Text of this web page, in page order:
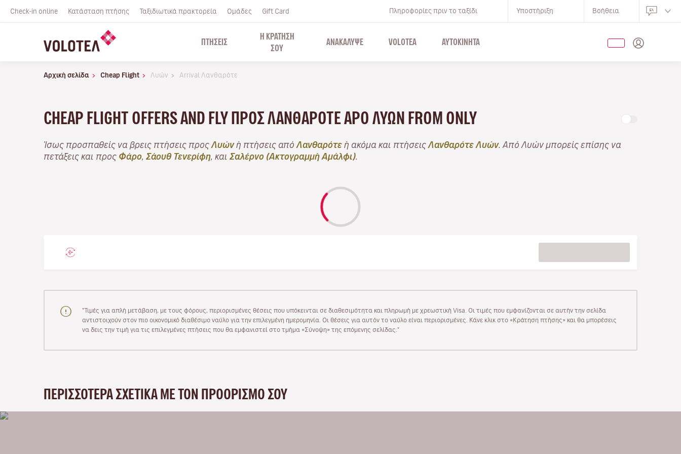
Check-in online Κατάσταση πτήσης Ταξιδιωτικά πρακτορεία Ομάδες Gift Card Πληροφορίες πριν το ταξίδι Υποστήριξη Βοήθεια
ΠΤΉΣΕΙΣ
Η ΚΡΑΤΗΣΗ
ΣΟΥ
ΑΝΑΚΑΛΥΨΕ VOLOTEA ΑΥΤΟΚΊΝΗΤΑ
Αρχική σελίδα Cheap Flight Λυών Arrival Λανθαρότε
CHEAP FLIGHT OFFERS AND FLY ΠΡΟΣ ΛΑΝΘΑΡΌΤΕ APO ΛΥΏΝ FROM ONLY
Ίσως προσπαθείς να βρεις πτήσεις προς Λυώνή πτήσεις από Λανθαρότε ή ακόμα και πτήσεις Λανθαρότε Λυών. Από Λυών μπορείς επίσης να
πετάξεις και προς Φάρο Σάουθ Τενερίφη , και Σαλέρνο (Ακτογραμμή Αμάλφι)
"Τιμές για απλή μετάβαση, με τους φόρους, περιορισμένες θέσεις που υπόκεινται σε διαθεσιμότητα και πληρωμή με χρεωστική Visa. Οι τιμές που εμφανίζονται σε αυτήν την σελίδα
αντιστοιχούν στον πιο οικονομικό διαθέσιμο ναύλο για την επιλεγμένη ημερομηνία. Οι θέσεις για αυτόν το ναύλο είναι περιορισμένες. Κάνε κλικ στο «Κράτηση πτήσης» και θα μπορέσεις
να δεις την τιμή για τις επιλεγμένες πτήσεις που θα εμφανιστεί στο τμήμα «Σύνοψη» της επόμενης σελίδας."
ΠΕΡΙΣΣΌΤΕΡΑ ΣΧΕΤΙΚΆ ΜΕ ΤΟΝ ΠΡΟΟΡΙΣΜΌ ΣΟΥ